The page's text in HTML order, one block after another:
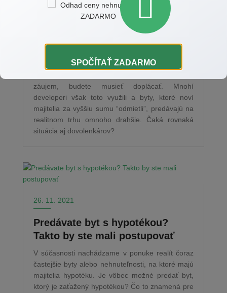
Na nové bývanie už niektorí doplatili a to doslova.
S rastúcimi cenami materiálov developeri pristúpili
k dodatkom v zmluve, ktoré sa nazývajú inflačné
zaplatili zálohu za ešte nepostavené bývanie, už
záujem, budete musieť doplácať. Mnohí
developeri však toto využili a byty, ktoré noví
majitelia za vyššiu sumu “odmietli”, predávajú na
realitnom trhu omnoho drahšie. Čaká rovnaká
situácia aj dovolenkárov?
26. 11. 2021
Predávate byt s hypotékou?
Takto by ste mali postupovať
V súčasnosti nachádzame v ponuke realít čoraz
častejšie byty alebo nehnuteľnosti, na ktoré majú
majitelia hypotéku. Je vôbec možné predať byt,
ktorý je zaťažený hypotékou? Čo to znamená pre
SPOČÍTAŤ ZADARMO